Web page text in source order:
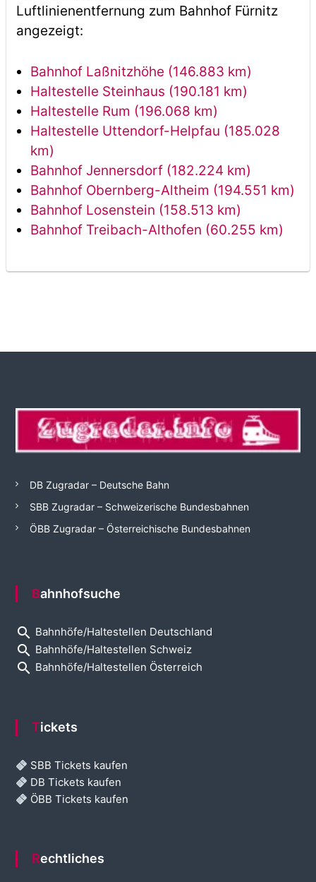
Luftlinienentfernung zum Bahnhof Fürnitz
angezeigt:
Bahnhof Laßnitzhöhe (146.883 km)
Haltestelle Steinhaus (190.181 km)
Haltestelle Rum (196.068 km)
Haltestelle Uttendorf-Helpfau (185.028
km)
Bahnhof Jennersdorf (182.224 km)
Bahnhof Obernberg-Altheim (194.551 km)
Bahnhof Losenstein (158.513 km)
Bahnhof Treibach-Althofen (60.255 km)
DB Zugradar – Deutsche Bahn
SBB Zugradar – Schweizerische Bundesbahnen
ÖBB Zugradar – Österreichische Bundesbahnen
Bahnhofsuche
search Bahnhöfe/Haltestellen Deutschland
search Bahnhöfe/Haltestellen Schweiz
search Bahnhöfe/Haltestellen Österreich
Tickets
SBB Tickets kaufen
DB Tickets kaufen
ÖBB Tickets kaufen
Rechtliches